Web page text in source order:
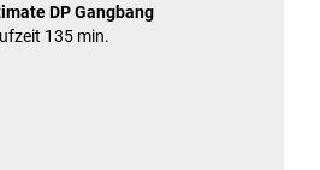
DP Gangbang
135 min.